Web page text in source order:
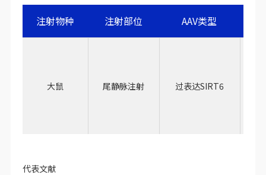
注射物种 注射部位 AAV类型
大鼠 尾静脉注射 过表达SIRT6
代表文献